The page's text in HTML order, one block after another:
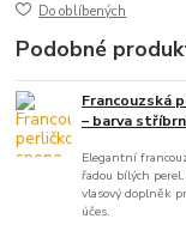
Do oblíbených
Podobné
Francouzská
– barva
Elegantní
řadou bílých
vlasový doplněk
účes.